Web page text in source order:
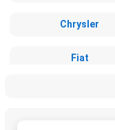
Chrysler
Fiat